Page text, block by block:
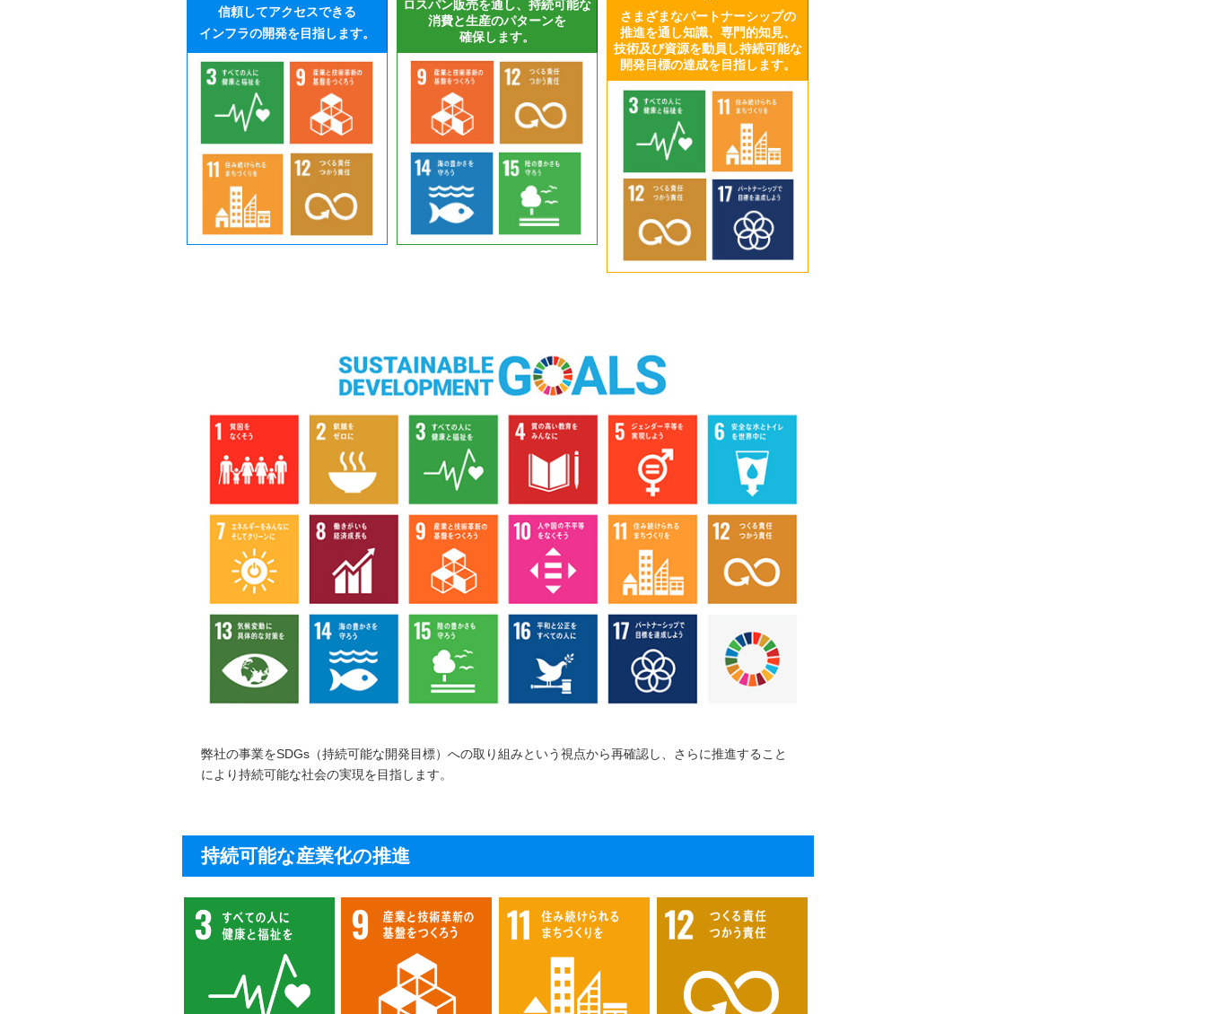
信頼してアクセスできる
インフラの開発を目指します。
ロスパン販売を通し、持続可能な
消費と生産のパターンを
確保します。
さまざまなパートナーシップの
推進を通し知識、専門的知見、
技術及び資源を動員し持続可能な
開発目標の達成を目指します。
弊社の事業をSDGs（持続可能な開発目標）への取り組みという視点から再確認し、さらに推進すること
により持続可能な社会の実現を目指します。
持続可能な産業化の推進